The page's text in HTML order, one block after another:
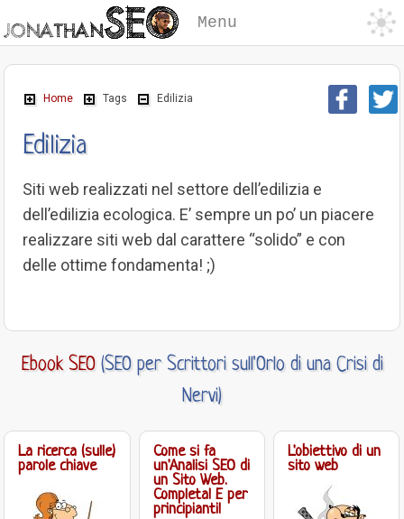
Menu
Home Tags Edilizia
Edilizia
Siti web realizzati nel settore dell’edilizia e
dell’edilizia ecologica. E’ sempre un po’ un piacere
realizzare siti web dal carattere “solido” e con
delle ottime fondamenta! ;)
Ebook SEO(SEO per Scrittori sull'Orlo di una Crisi di
Nervi)
La ricerca (sulle)
parole chiave
Come si fa
un'Analisi SEO di
un Sito Web.
Completa! E per
principianti!
L'obiettivo di un
sito web